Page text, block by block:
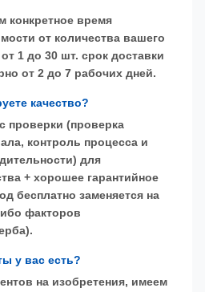
конкретное время
от количества вашего
1 до 30 шт. срок доставки
от 2 до 7 рабочих дней.
качество?
проверки (проверка
контроль процесса и
для
+ хорошее гарантийное
бесплатно заменяется на
факторов
у вас есть?
на изобретения, имеем